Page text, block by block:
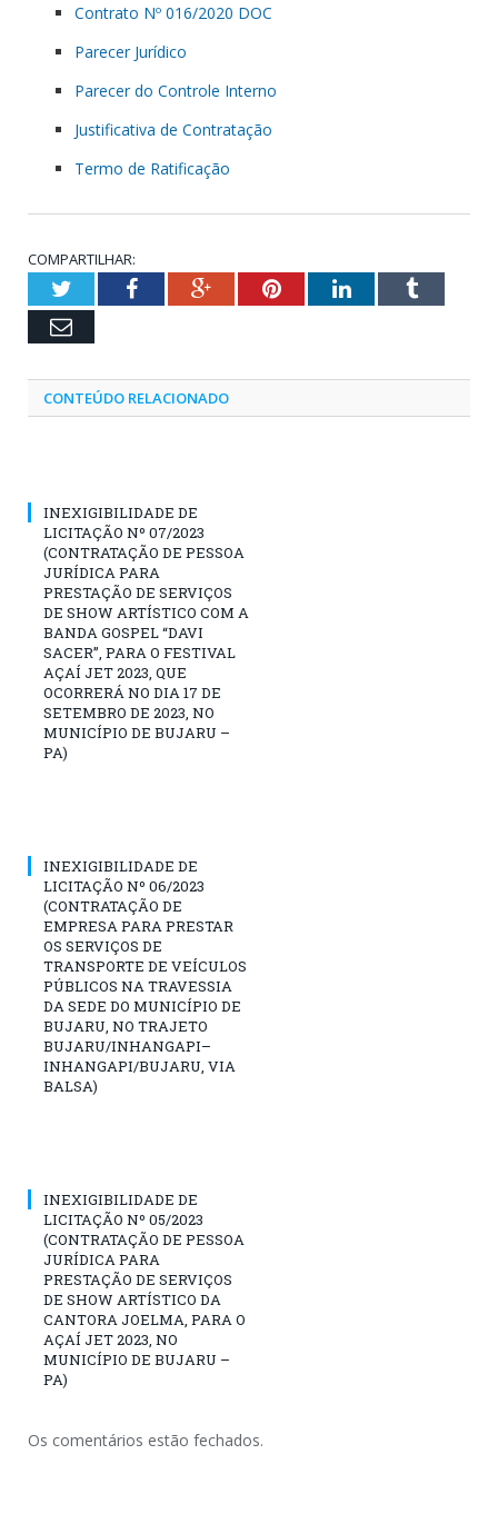
Contrato Nº 016/2020 DOC
Parecer Jurídico
Parecer do Controle Interno
Justificativa de Contratação
Termo de Ratificação
COMPARTILHAR:
TwitterFacebookGoogle+PinterestLinkedInTumblr
Email
CONTEÚDO RELACIONADO
INEXIGIBILIDADE DE
LICITAÇÃO Nº 07/2023
(CONTRATAÇÃO DE PESSOA
JURÍDICA PARA
PRESTAÇÃO DE SERVIÇOS
DE SHOW ARTÍSTICO COM A
BANDA GOSPEL “DAVI
SACER”, PARA O FESTIVAL
AÇAÍ JET 2023, QUE
OCORRERÁ NO DIA 17 DE
SETEMBRO DE 2023, NO
MUNICÍPIO DE BUJARU –
PA)
INEXIGIBILIDADE DE
LICITAÇÃO Nº 06/2023
(CONTRATAÇÃO DE
EMPRESA PARA PRESTAR
OS SERVIÇOS DE
TRANSPORTE DE VEÍCULOS
PÚBLICOS NA TRAVESSIA
DA SEDE DO MUNICÍPIO DE
BUJARU, NO TRAJETO
BUJARU/INHANGAPI–
INHANGAPI/BUJARU, VIA
BALSA)
INEXIGIBILIDADE DE
LICITAÇÃO Nº 05/2023
(CONTRATAÇÃO DE PESSOA
JURÍDICA PARA
PRESTAÇÃO DE SERVIÇOS
DE SHOW ARTÍSTICO DA
CANTORA JOELMA, PARA O
AÇAÍ JET 2023, NO
MUNICÍPIO DE BUJARU –
PA)
Os comentários estão fechados.